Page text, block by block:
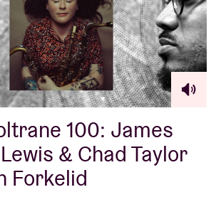
100: James
& Chad Taylor
Forkelid